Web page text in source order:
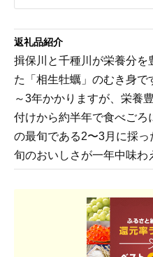
返礼品紹介
揖保川と千種川が栄養分を
た「相生牡蠣」のむき身
～3年かかりますが、栄養
付けから約半年で食べごろ
の最旬である2〜3月に採っ
旬のおいしさが一年中味わ